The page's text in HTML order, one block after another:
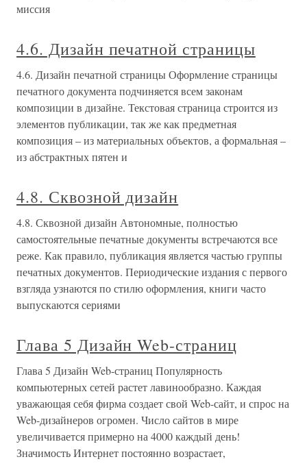
миссия
4.6. Дизайн печатной страницы
4.6. Дизайн печатной страницы Оформление страницы
печатного документа подчиняется всем законам
композиции в дизайне. Текстовая страница строится из
элементов публикации, так же как предметная
композиция – из материальных объектов, а формальная –
из абстрактных пятен и
4.8. Сквозной дизайн
4.8. Сквозной дизайн Автономные, полностью
самостоятельные печатные документы встречаются все
реже. Как правило, публикация является частью группы
печатных документов. Периодические издания с первого
взгляда узнаются по стилю оформления, книги часто
выпускаются сериями
Глава 5 Дизайн Web-страниц
Глава 5 Дизайн Web-страниц Популярность
компьютерных сетей растет лавинообразно. Каждая
уважающая себя фирма создает свой Web-сайт, и спрос на
Web-дизайнеров огромен. Число сайтов в мире
увеличивается примерно на 4000 каждый день!
Значимость Интернет постоянно возрастает,